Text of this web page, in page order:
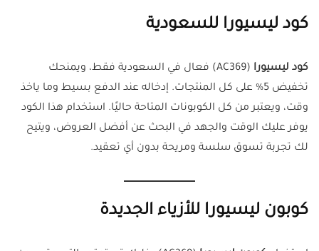
كود ليسيورا للسعودية
كود ليسيورا
(AC369) فعال في السعودية فقط، ويمنحك
تخفيض 5% على كل المنتجات. إدخاله عند الدفع بسيط وما ياخذ
وقت، ويعتبر من كل الكوبونات المتاحة حاليًا. استخدام هذا الكود
يوفر عليك الوقت والجهد في البحث عن أفضل العروض، ويتيح
لك تجربة تسوق سلسة ومريحة بدون أي تعقيد.
كوبون ليسيورا للأزياء الجديدة